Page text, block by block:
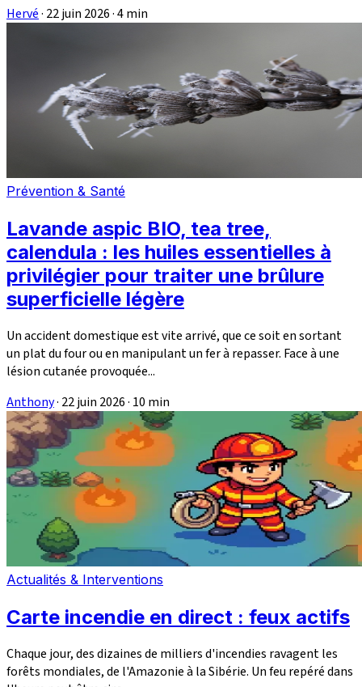
Hervé· 22 juin 2026·4 min
Prévention & Santé
Lavande aspic BIO, tea tree,
calendula : les huiles essentielles à
privilégier pour traiter une brûlure
superficielle légère
Un accident domestique est vite arrivé, que ce soit en sortant
un plat du four ou en manipulant un fer à repasser. Face à une
lésion cutanée provoquée...
Anthony· 22 juin 2026· 10 min
Actualités & Interventions
Carte incendie en direct : feux actifs
Chaque jour, des dizaines de milliers d'incendies ravagent les
forêts mondiales, de l'Amazonie à la Sibérie. Un feu repéré dans